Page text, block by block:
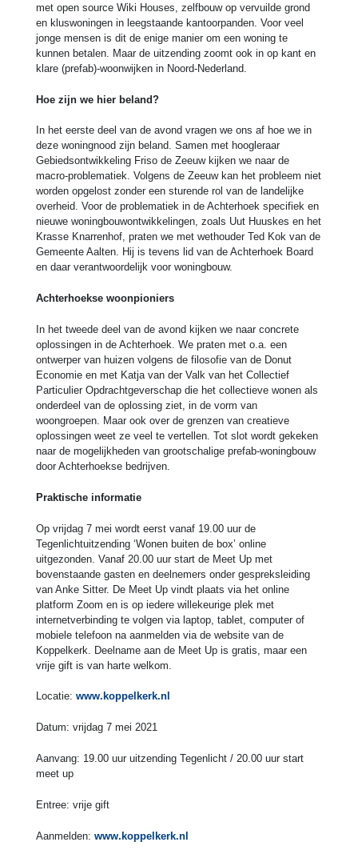
met open source Wiki Houses, zelfbouw op vervuilde grond
en kluswoningen in leegstaande kantoorpanden. Voor veel
jonge mensen is dit de enige manier om een woning te
kunnen betalen. Maar de uitzending zoomt ook in op kant en
klare (prefab)-woonwijken in Noord-Nederland.
Hoe zijn we hier beland?
In het eerste deel van de avond vragen we ons af hoe we in
deze woningnood zijn beland. Samen met hoogleraar
Gebiedsontwikkeling Friso de Zeeuw kijken we naar de
macro-problematiek. Volgens de Zeeuw kan het probleem niet
worden opgelost zonder een sturende rol van de landelijke
overheid. Voor de problematiek in de Achterhoek specifiek en
nieuwe woningbouwontwikkelingen, zoals Uut Huuskes en het
Krasse Knarrenhof, praten we met wethouder Ted Kok van de
Gemeente Aalten. Hij is tevens lid van de Achterhoek Board
en daar verantwoordelijk voor woningbouw.
Achterhoekse woonpioniers
In het tweede deel van de avond kijken we naar concrete
oplossingen in de Achterhoek. We praten met o.a. een
ontwerper van huizen volgens de filosofie van de Donut
Economie en met Katja van der Valk van het Collectief
Particulier Opdrachtgeverschap die het collectieve wonen als
onderdeel van de oplossing ziet, in de vorm van
woongroepen. Maar ook over de grenzen van creatieve
oplossingen weet ze veel te vertellen. Tot slot wordt gekeken
naar de mogelijkheden van grootschalige prefab-woningbouw
door Achterhoekse bedrijven.
Praktische informatie
Op vrijdag 7 mei wordt eerst vanaf 19.00 uur de
Tegenlichtuitzending ‘Wonen buiten de box’ online
uitgezonden. Vanaf 20.00 uur start de Meet Up met
bovenstaande gasten en deelnemers onder gespreksleiding
van Anke Sitter. De Meet Up vindt plaats via het online
platform Zoom en is op iedere willekeurige plek met
internetverbinding te volgen via laptop, tablet, computer of
mobiele telefoon na aanmelden via de website van de
Koppelkerk. Deelname aan de Meet Up is gratis, maar een
vrije gift is van harte welkom.
Locatie: www.koppelkerk.nl
Datum: vrijdag 7 mei 2021
Aanvang: 19.00 uur uitzending Tegenlicht / 20.00 uur start
meet up
Entree: vrije gift
Aanmelden: www.koppelkerk.nl